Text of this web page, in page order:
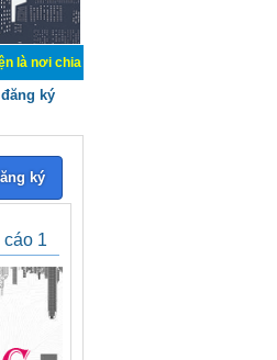
sẽ kiến thức kinh nghiệm trong lãnh
đăng ký
ký
cáo 1